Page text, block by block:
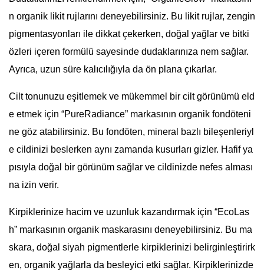
n organik likit rujlarını deneyebilirsiniz. Bu likit rujlar, zengin
pigmentasyonları ile dikkat çekerken, doğal yağlar ve bitki
özleri içeren formülü sayesinde dudaklarınıza nem sağlar.
Ayrıca, uzun süre kalıcılığıyla da ön plana çıkarlar.
Cilt tonunuzu eşitlemek ve mükemmel bir cilt görünümü eld
e etmek için “PureRadiance” markasının organik fondöteni
ne göz atabilirsiniz. Bu fondöten, mineral bazlı bileşenleriyl
e cildinizi beslerken aynı zamanda kusurları gizler. Hafif ya
pısıyla doğal bir görünüm sağlar ve cildinizde nefes alması
na izin verir.
Kirpiklerinize hacim ve uzunluk kazandırmak için “EcoLas
h” markasının organik maskarasını deneyebilirsiniz. Bu ma
skara, doğal siyah pigmentlerle kirpiklerinizi belirginleştirirk
en, organik yağlarla da besleyici etki sağlar. Kirpiklerinizde